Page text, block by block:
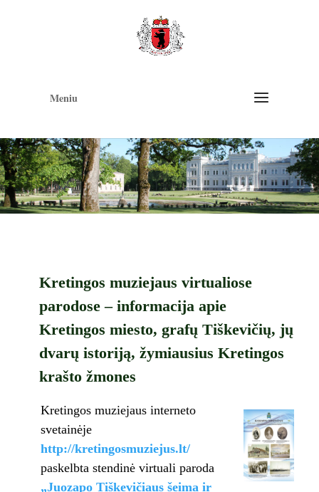
Meniu
Kretingos muziejaus virtualiose
parodose – informacija apie
Kretingos miesto, grafų Tiškevičių, jų
dvarų istoriją, žymiausius Kretingos
krašto žmones
Kretingos muziejaus interneto
svetainėje
http://kretingosmuziejus.lt/
paskelbta stendinė virtuali paroda
„Juozapo Tiškevičiaus šeima ir